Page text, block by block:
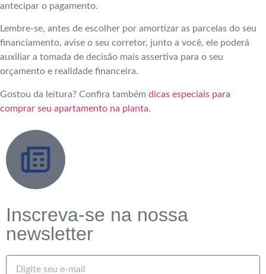
antecipar o pagamento.
Lembre-se, antes de escolher por amortizar as parcelas do seu
financiamento, avise o seu corretor, junto a você, ele poderá
auxiliar a tomada de decisão mais assertiva para o seu
orçamento e realidade financeira.
Gostou da leitura? Confira também dicas especiais para
comprar seu apartamento na planta.
Inscreva-se na nossa
newsletter